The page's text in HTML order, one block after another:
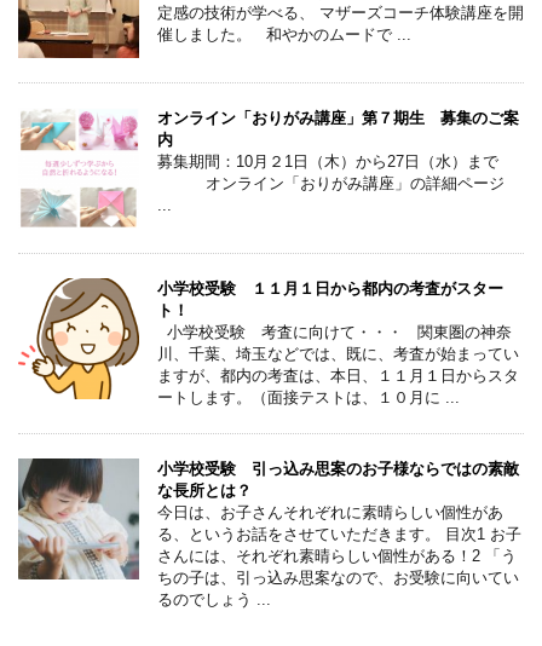
定感の技術が学べる、 マザーズコーチ体験講座を開
催しました。 和やかのムードで ...
オンライン「おりがみ講座」第７期生 募集のご案
内
募集期間：10月２1日（木）から27日（水）まで
オンライン「おりがみ講座」の詳細ページ
...
小学校受験 １１月１日から都内の考査がスター
ト！
小学校受験 考査に向けて・・・ 関東圏の神奈
川、千葉、埼玉などでは、既に、考査が始まってい
ますが、都内の考査は、本日、１１月１日からスタ
ートします。（面接テストは、１０月に ...
小学校受験 引っ込み思案のお子様ならではの素敵
な長所とは？
今日は、お子さんそれぞれに素晴らしい個性があ
る、というお話をさせていただきます。 目次1 お子
さんには、それぞれ素晴らしい個性がある！2 「う
ちの子は、引っ込み思案なので、お受験に向いてい
るのでしょう ...